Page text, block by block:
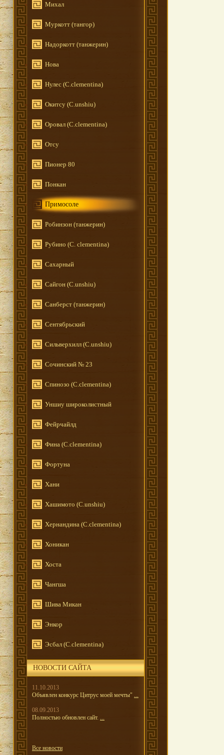
Михал
Муркотт (тангор)
Надоркотт (танжерин)
Нова
Нулес (C.clementina)
Окитсу (C.unshiu)
Оровал (C.clementina)
Отсу
Пионер 80
Понкан
Примосоле
Робинзон (танжерин)
Рубино (C. clementina)
Сахарный
Сайгон (C.unshiu)
Санберст (танжерин)
Сентябрьский
Сильверхилл (C.unshiu)
Сочинский № 23
Спинозо (C.clementina)
Уншиу широколистный
Фейрчайлд
Фина (C.clementina)
Фортуна
Хани
Хашимото (C.unshiu)
Хернандина (C.clementina)
Хоникан
Хоста
Чангша
Шива Микан
Энкор
Эсбал (C.clementina)
НОВОСТИ САЙТА
11.10.2013
Объявлен конкурс Цитрус моей мечты" ...
08.09.2013
Полностью обновлен сайт. ...
Все новости